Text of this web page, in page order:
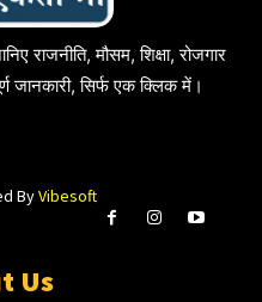
मौसम, शिक्षा, रोजगार
जानकारी, सिर्फ एक क्लिक में।
ByVibesoft
Us